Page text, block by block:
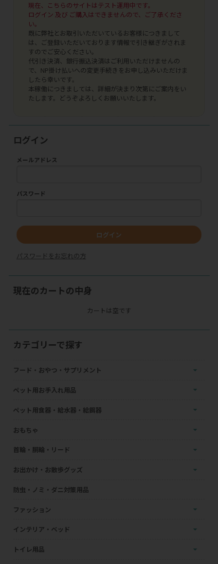
現在、こちらのサイトはテスト運用中です。
ログイン 及び ご購入はできませんので、ご了承くださ
い。
既に弊社とお取引いただいているお客様につきまして
は、ご登録いただいております情報で引き継ぎがされま
すのでご安心ください。
代引き決済、銀行振込決済はご利用いただけませんの
で、NP掛け払いへの変更手続きをお申し込みいただけま
したら幸いです。
本稼働につきましては、詳細が決まり次第にご案内をい
たします。どうぞよろしくお願いいたします。
ログイン
メールアドレス
パスワード
ログイン
パスワードをお忘れの方
現在のカートの中身
カートは空です
カテゴリーで探す
フード・おやつ・サプリメント
ペット用お手入れ用品
ペット用食器・給水器・給餌器
おもちゃ
首輪・胴輪・リード
お出かけ・お散歩グッズ
防虫・ノミ・ダニ対策用品
ファッション
インテリア・ベッド
トイレ用品